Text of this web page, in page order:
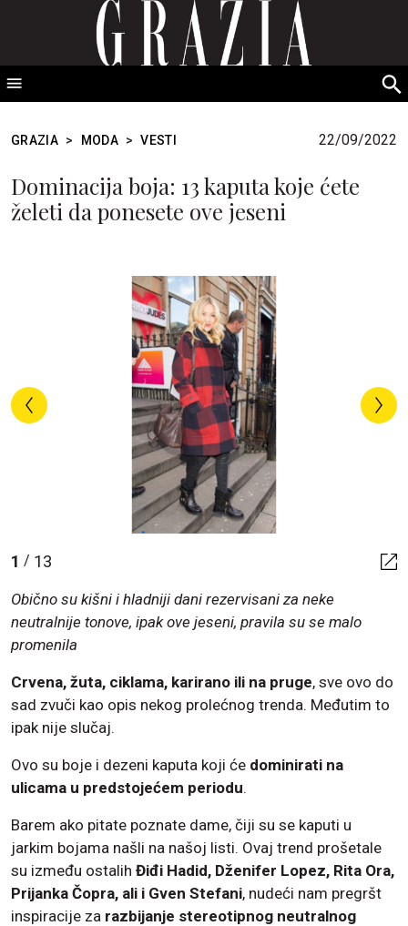
GRAZIA Srbija
GRAZIA > MODA > VESTI 22/09/2022
Dominacija boja: 13 kaputa koje ćete
želeti da ponesete ove jeseni
1 / 13
Obično su kišni i hladniji dani rezervisani za neke
neutralnije tonove, ipak ove jeseni, pravila su se malo
promenila
Crvena, žuta, ciklama, karirano ili na pruge, sve ovo do
sad zvuči kao opis nekog prolećnog trenda. Međutim to
ipak nije slučaj.
Ovo su boje i dezeni kaputa koji će dominirati na
ulicama u predstojećem periodu.
Barem ako pitate poznate dame, čiji su se kaputi u
jarkim bojama našli na našoj listi. Ovaj trend prošetale
su između ostalih Điđi Hadid, Dženifer Lopez, Rita Ora,
Prijanka Čopra, ali i Gven Stefani, nudeći nam pregršt
inspiracije za razbijanje stereotipnog neutralnog